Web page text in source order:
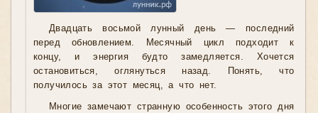
Двадцать восьмой лунный день — последний
перед обновлением. Месячный цикл подходит к
концу, и энергия будто замедляется. Хочется
остановиться, оглянуться назад. Понять, что
получилось за этот месяц, а что нет.
Многие замечают странную особенность этого дня